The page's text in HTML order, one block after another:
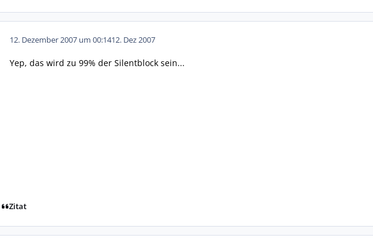
12. Dezember 2007 um 00:1412. Dez 2007
Yep, das wird zu 99% der Silentblock sein...
Zitat